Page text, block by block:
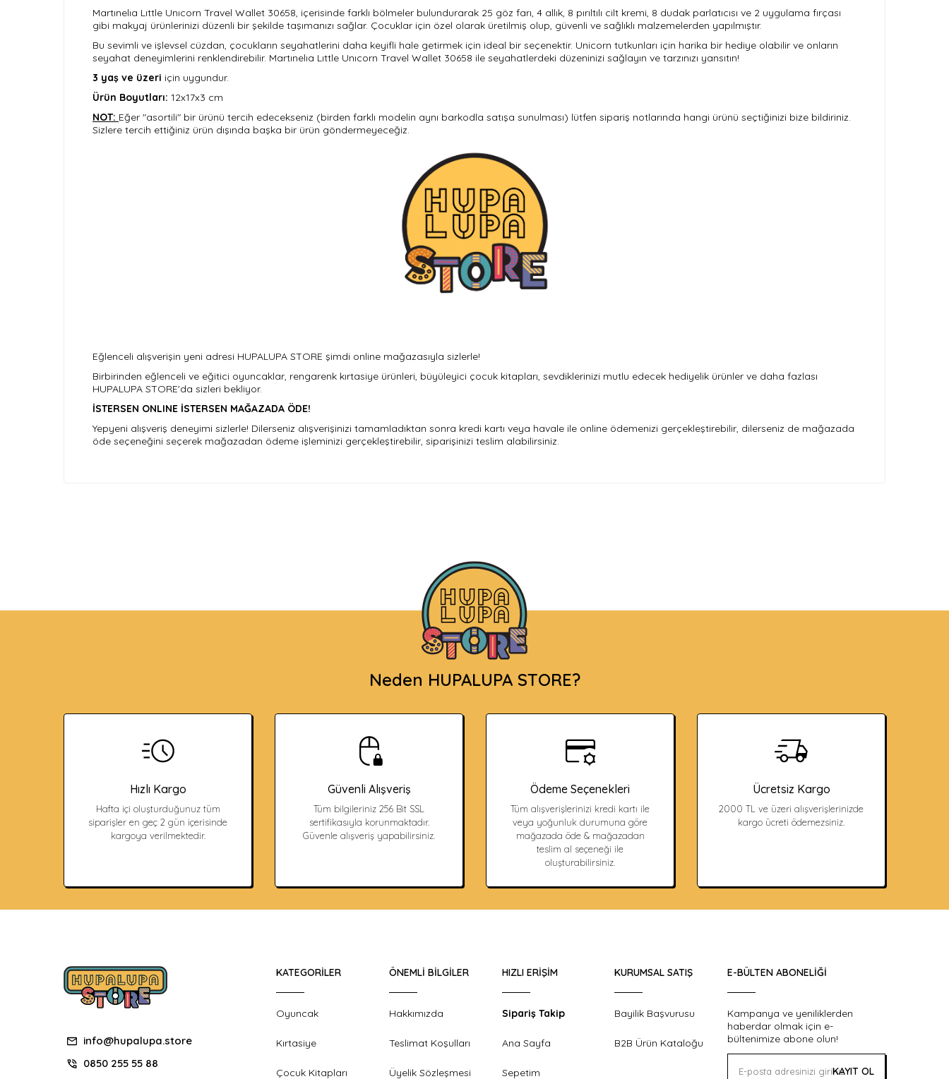
Martınelıa Lıttle Unıcorn Travel Wallet 30658, içerisinde farklı bölmeler bulundurarak 25 göz farı, 4 allık, 8 pırıltılı cilt kremi, 8 dudak parlatıcısı ve 2 uygulama fırçası
gibi makyaj ürünlerinizi düzenli bir şekilde taşımanızı sağlar. Çocuklar için özel olarak üretilmiş olup, güvenli ve sağlıklı malzemelerden yapılmıştır.
Bu sevimli ve işlevsel cüzdan, çocukların seyahatlerini daha keyifli hale getirmek için ideal bir seçenektir. Unicorn tutkunları için harika bir hediye olabilir ve onların
seyahat deneyimlerini renklendirebilir. Martınelıa Lıttle Unıcorn Travel Wallet 30658 ile seyahatlerdeki düzeninizi sağlayın ve tarzınızı yansıtın!
3 yaş ve üzeri için uygundur.
Ürün Boyutları: 12x17x3 cm
NOT: Eğer "asortili" bir ürünü tercih edecekseniz (birden farklı modelin aynı barkodla satışa sunulması) lütfen sipariş notlarında hangi ürünü seçtiğinizi bize bildiriniz.
Sizlere tercih ettiğiniz ürün dışında başka bir ürün göndermeyeceğiz.
Eğlenceli alışverişin yeni adresi HUPALUPA STORE şimdi online mağazasıyla sizlerle!
Birbirinden eğlenceli ve eğitici oyuncaklar, rengarenk kırtasiye ürünleri, büyüleyici çocuk kitapları, sevdiklerinizi mutlu edecek hediyelik ürünler ve daha fazlası
HUPALUPA STORE'da sizleri bekliyor.
İSTERSEN ONLINE İSTERSEN MAĞAZADA ÖDE!
Yepyeni alışveriş deneyimi sizlerle! Dilerseniz alışverişinizi tamamladıktan sonra kredi kartı veya havale ile online ödemenizi gerçekleştirebilir, dilerseniz de mağazada
öde seçeneğini seçerek mağazadan ödeme işleminizi gerçekleştirebilir, siparişinizi teslim alabilirsiniz.
Neden HUPALUPA STORE?
Hızlı Kargo
Hafta içi oluşturduğunuz tüm
siparişler en geç 2 gün içerisinde
kargoya verilmektedir.
Güvenli Alışveriş
Tüm bilgileriniz 256 Bit SSL
sertifikasıyla korunmaktadır.
Güvenle alışveriş yapabilirsiniz.
Ödeme Seçenekleri
Tüm alışverişlerinizi kredi kartı ile
veya yoğunluk durumuna göre
mağazada öde & mağazadan
teslim al seçeneği ile
oluşturabilirsiniz.
Ücretsiz Kargo
2000 TL ve üzeri alışverişlerinizde
kargo ücreti ödemezsiniz.
info@hupalupa.store
0850 255 55 88
KATEGORILER
Oyuncak
Kırtasiye
Çocuk Kitapları
ÖNEMLI BILGILER
Hakkımızda
Teslimat Koşulları
Üyelik Sözleşmesi
HIZLI ERIŞIM
Sipariş Takip
Ana Sayfa
Sepetim
KURUMSAL SATIŞ
Bayilik Başvurusu
B2B Ürün Kataloğu
E-BÜLTEN ABONELIĞI
Kampanya ve yeniliklerden
haberdar olmak için e-
bültenimize abone olun!
KAYIT OL